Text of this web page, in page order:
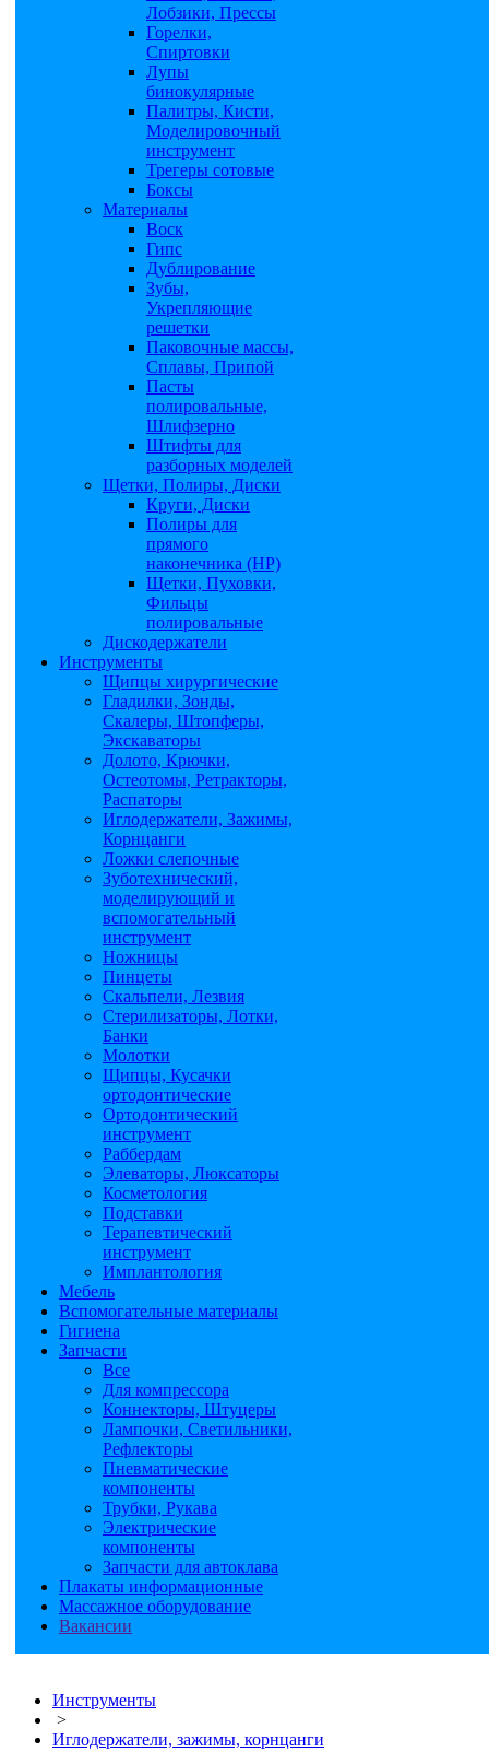
Лобзики, Прессы
Горелки,
Спиртовки
Лупы
бинокулярные
Палитры, Кисти,
Моделировочный
инструмент
Трегеры сотовые
Боксы
Материалы
Воск
Гипс
Дублирование
Зубы,
Укрепляющие
решетки
Паковочные массы,
Сплавы, Припой
Пасты
полировальные,
Шлифзерно
Штифты для
разборных моделей
Щетки, Полиры, Диски
Круги, Диски
Полиры для
прямого
наконечника (НР)
Щетки, Пуховки,
Фильцы
полировальные
Дискодержатели
Инструменты
Щипцы хирургические
Гладилки, Зонды,
Скалеры, Штопферы,
Экскаваторы
Долото, Крючки,
Остеотомы, Ретракторы,
Распаторы
Иглодержатели, Зажимы,
Корнцанги
Ложки слепочные
Зуботехнический,
моделирующий и
вспомогательный
инструмент
Ножницы
Пинцеты
Скальпели, Лезвия
Стерилизаторы, Лотки,
Банки
Молотки
Щипцы, Кусачки
ортодонтические
Ортодонтический
инструмент
Раббердам
Элеваторы, Люксаторы
Косметология
Подставки
Терапевтический
инструмент
Имплантология
Мебель
Вспомогательные материалы
Гигиена
Запчасти
Все
Для компрессора
Коннекторы, Штуцеры
Лампочки, Светильники,
Рефлекторы
Пневматические
компоненты
Трубки, Рукава
Электрические
компоненты
Запчасти для автоклава
Плакаты информационные
Массажное оборудование
Вакансии
Инструменты
>
Иглодержатели, зажимы, корнцанги